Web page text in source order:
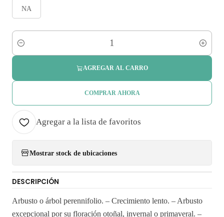
NA
Cantidad
AGREGAR AL CARRO
COMPRAR AHORA
Agregar a la lista de favoritos
Mostrar stock de ubicaciones
DESCRIPCIÓN
Arbusto o árbol perennifolio. – Crecimiento lento. – Arbusto
excepcional por su floración otoñal, invernal o primaveral. –